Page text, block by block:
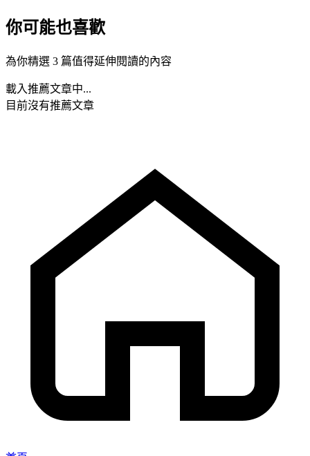
你可能也喜歡
為你精選 3 篇值得延伸閱讀的內容
載入推薦文章中...
目前沒有推薦文章